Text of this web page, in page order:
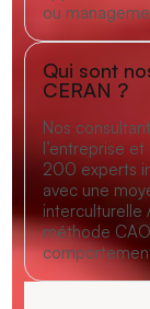
ou
Qui sont
CERAN ?
Nos
l’entreprise
200 experts
avec une
interculturelle
méthode